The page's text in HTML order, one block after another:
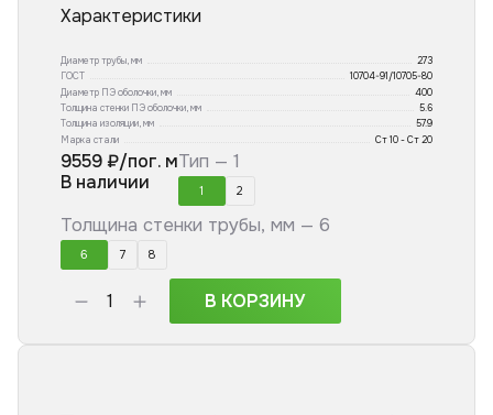
Характеристики
Диаметр трубы, мм
273
ГОСТ
10704-91/10705-80
Диаметр ПЭ оболочки, мм
400
Толщина стенки ПЭ оболочки, мм
5.6
Толщина изоляции, мм
57.9
Марка стали
Ст 10 - Ст 20
9559₽/пог. м
В наличии
Тип — 1
1 2
Толщина стенки трубы, мм — 6
6 7 8
В КОРЗИНУ